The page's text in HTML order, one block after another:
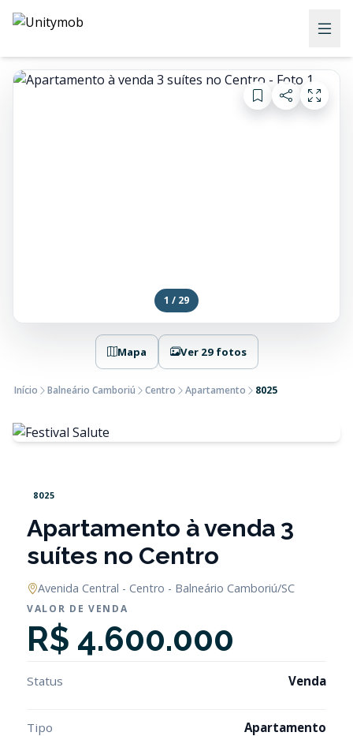
1 / 29
Mapa Ver 29 fotos
Início Balneário Camboriú Centro Apartamento 8025
8025
Apartamento à venda 3
suítes no Centro
Avenida Central - Centro - Balneário Camboriú/SC
VALOR DE VENDA
R$ 4.600.000
Status Venda
Tipo Apartamento